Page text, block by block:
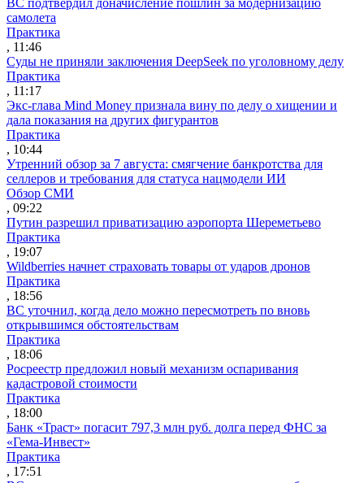
самолета
Практика
, 11:46
Суды не приняли заключения DeepSeek по уголовному делу
Практика
, 11:17
Экс-глава Mind Money признала вину по делу о хищении и
дала показания на других фигурантов
Практика
, 10:44
Утренний обзор за 7 августа: смягчение банкротства для
селлеров и требования для статуса нацмодели ИИ
Обзор СМИ
, 09:22
Путин разрешил приватизацию аэропорта Шереметьево
Практика
, 19:07
Wildberries начнет страховать товары от ударов дронов
Практика
, 18:56
ВС уточнил, когда дело можно пересмотреть по вновь
открывшимся обстоятельствам
Практика
, 18:06
Росреестр предложил новый механизм оспаривания
кадастровой стоимости
Практика
, 18:00
Банк «Траст» погасит 797,3 млн руб. долга перед ФНС за
«Гема-Инвест»
Практика
, 17:51